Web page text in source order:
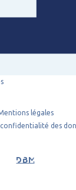
légales
des